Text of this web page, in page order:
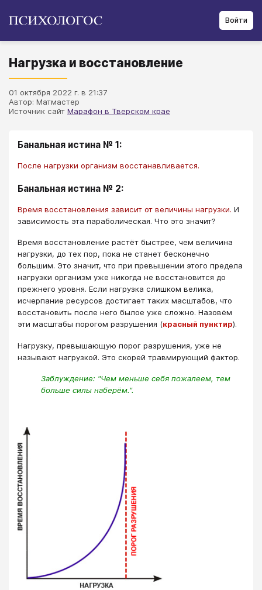
Войти
Нагрузка и восстановление
01 октября 2022 г. в 21:37
Автор: Матмастер
Источник сайт Марафон в Тверском крае
Банальная истина № 1:
После нагрузки организм восстанавливается.
Банальная истина № 2:
Время восстановления зависит от величины нагрузки. И
зависимость эта параболическая. Что это значит?
Время восстановление растёт быстрее, чем величина
нагрузки, до тех пор, пока не станет бесконечно
большим. Это значит, что при превышении этого предела
нагрузки организм уже никогда не восстановится до
прежнего уровня. Если нагрузка слишком велика,
исчерпание ресурсов достигает таких масштабов, что
восстановить после него былое уже сложно. Назовём
эти масштабы порогом разрушения (красный пунктир).
Нагрузку, превышающую порог разрушения, уже не
называют нагрузкой. Это скорей травмирующий фактор.
Заблуждение: "Чем меньше себя пожалеем, тем
больше силы наберём.".